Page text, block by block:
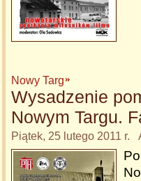
Nowy Targ
Wysadzenie
Nowym Targu.
Piątek, 25 lutego 2011 r.